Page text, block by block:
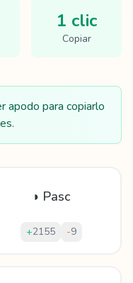
1 clic
Copiar
apodo para copiarlo
◑ Pasc
+2155 -9